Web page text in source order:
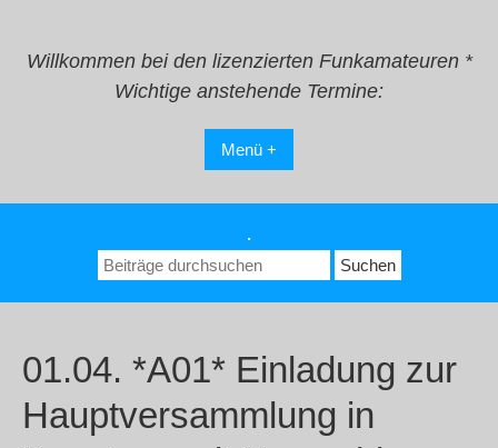
springenWillkommen bei den lizenzierten Funkamateuren *
Wichtige anstehende Termine:
Menü +
.
Suchen
nach:
01.04. *A01* Einladung zur
Hauptversammlung in